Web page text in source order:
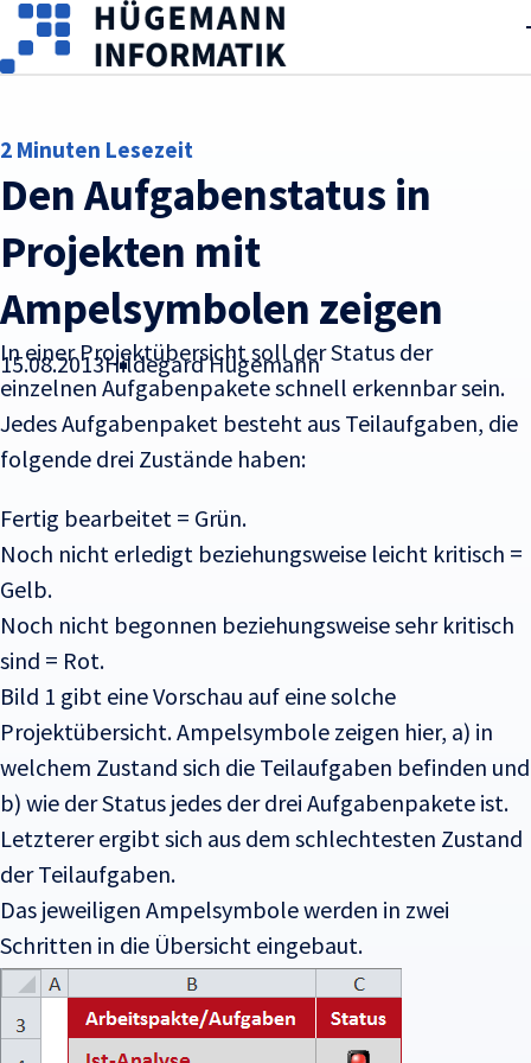
Skip to main content
2 Minuten Lesezeit
Den Aufgabenstatus in
Projekten mit
Ampelsymbolen zeigen
15.08.2013Hildegard Hügemann
In einer Projektübersicht soll der Status der
einzelnen Aufgabenpakete schnell erkennbar sein.
Jedes Aufgabenpaket besteht aus Teilaufgaben, die
folgende drei Zustände haben:
Fertig bearbeitet = Grün.
Noch nicht erledigt beziehungsweise leicht kritisch =
Gelb.
Noch nicht begonnen beziehungsweise sehr kritisch
sind = Rot.
Bild 1 gibt eine Vorschau auf eine solche
Projektübersicht. Ampelsymbole zeigen hier, a) in
welchem Zustand sich die Teilaufgaben befinden und
b) wie der Status jedes der drei Aufgabenpakete ist.
Letzterer ergibt sich aus dem schlechtesten Zustand
der Teilaufgaben.
Das jeweiligen Ampelsymbole werden in zwei
Schritten in die Übersicht eingebaut.